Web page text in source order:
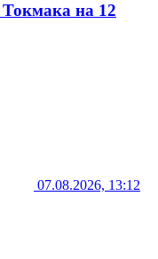
на 12
07.08.2026, 13:12